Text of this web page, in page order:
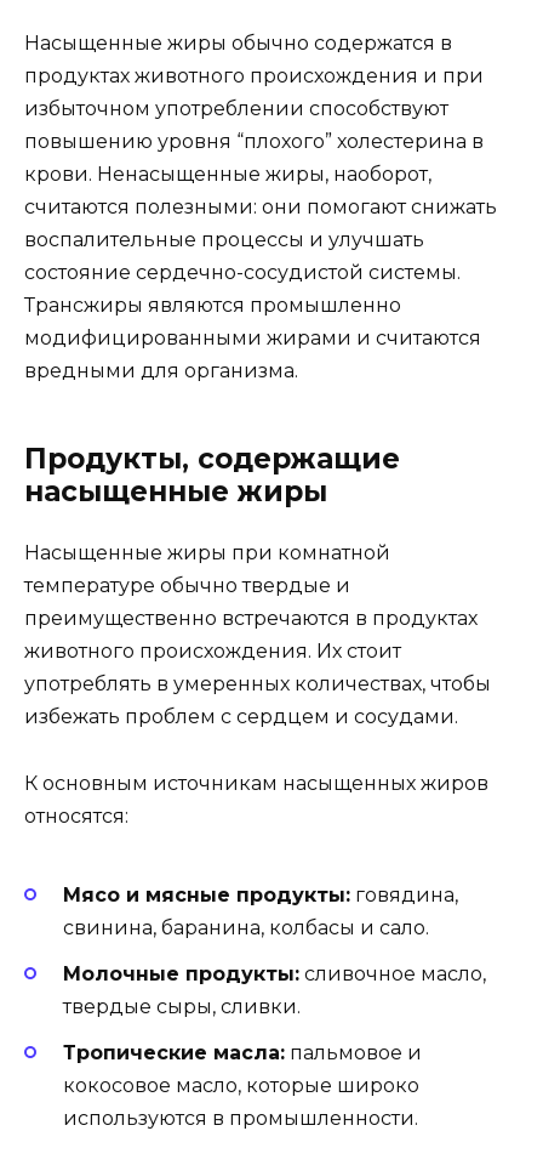
Насыщенные жиры обычно содержатся в
продуктах животного происхождения и при
избыточном употреблении способствуют
повышению уровня “плохого” холестерина в
крови. Ненасыщенные жиры, наоборот,
считаются полезными: они помогают снижать
воспалительные процессы и улучшать
состояние сердечно-сосудистой системы.
Трансжиры являются промышленно
модифицированными жирами и считаются
вредными для организма.
Продукты, содержащие
насыщенные жиры
Насыщенные жиры при комнатной
температуре обычно твердые и
преимущественно встречаются в продуктах
животного происхождения. Их стоит
употреблять в умеренных количествах, чтобы
избежать проблем с сердцем и сосудами.
К основным источникам насыщенных жиров
относятся:
Мясо и мясные продукты: говядина,
свинина, баранина, колбасы и сало.
Молочные продукты: сливочное масло,
твердые сыры, сливки.
Тропические масла: пальмовое и
кокосовое масло, которые широко
используются в промышленности.